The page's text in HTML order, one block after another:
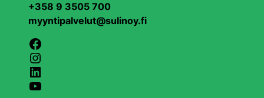
+358 9 3505 700
myyntipalvelut@sulinoy.fi
Facebook
Instagram
LinkedIn
YouTube